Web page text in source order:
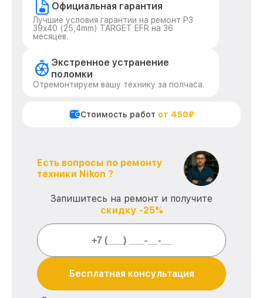
Официальная гарантия
Лучшие условия гарантии на ремонт P3
39x40 (25,4mm) TARGET EFR на 36
месяцев.
Экстренное устранение
поломки
Отремонтируем вашу технику за полчаса.
Стоимость работ от 450₽
Есть вопросы по ремонту
техники Nikon ?
Запишитесь на ремонт и получите
скидку -25%
Бесплатная консультация